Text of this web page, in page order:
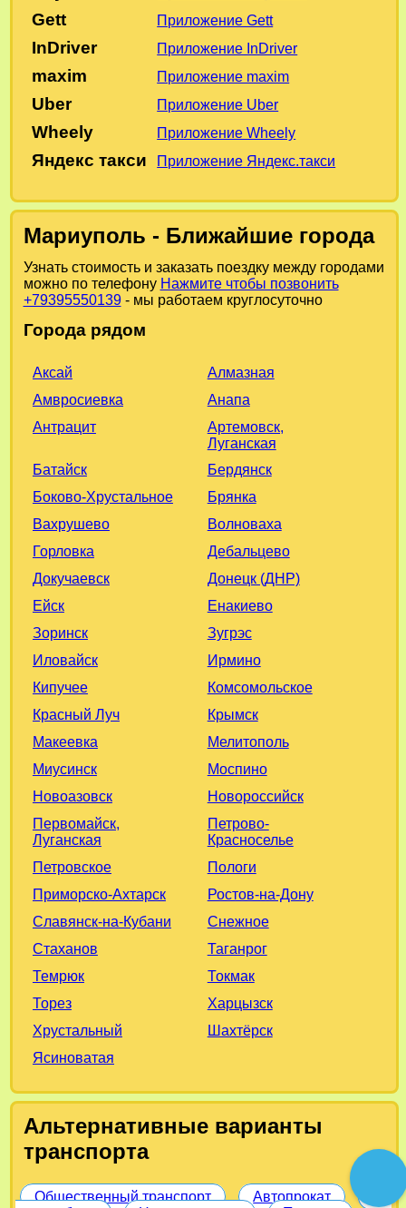
Gett Приложение Gett
InDriver Приложение InDriver
maxim Приложение maxim
Uber Приложение Uber
Wheely Приложение Wheely
Яндекс такси Приложение Яндекс.такси
Мариуполь - Ближайшие города
Узнать стоимость и заказать поездку между городами
можно по телефону Нажмите чтобы позвонить
+79395550139- мы работаем круглосуточно
Города рядом
Аксай
Алмазная
Амвросиевка
Анапа
Антрацит
Артемовск,
Луганская
Батайск
Бердянск
Боково-Хрустальное
Брянка
Вахрушево
Волноваха
Горловка
Дебальцево
Докучаевск
Донецк (ДНР)
Ейск
Енакиево
Зоринск
Зугрэс
Иловайск
Ирмино
Кипучее
Комсомольское
Красный Луч
Крымск
Макеевка
Мелитополь
Миусинск
Моспино
Новоазовск
Новороссийск
Первомайск,
Луганская
Петрово-
Красноселье
Петровское
Пологи
Приморско-Ахтарск
Ростов-на-Дону
Славянск-на-Кубани
Снежное
Стаханов
Таганрог
Темрюк
Токмак
Торез
Харцызск
Хрустальный
Шахтёрск
Ясиноватая
Альтернативные варианты
транспорта
Общественный транспорт Автопрокат